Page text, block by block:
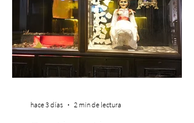
hace 3 días 2 min de lectura